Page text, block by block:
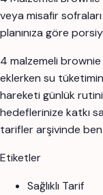
veya misafir
planınıza göre
4 malzemeli brownie
eklerken su
hareketi günlük
hedeflerinize katkı
tarifler arşivinde
Etiketler
Sağlıklı Tarif